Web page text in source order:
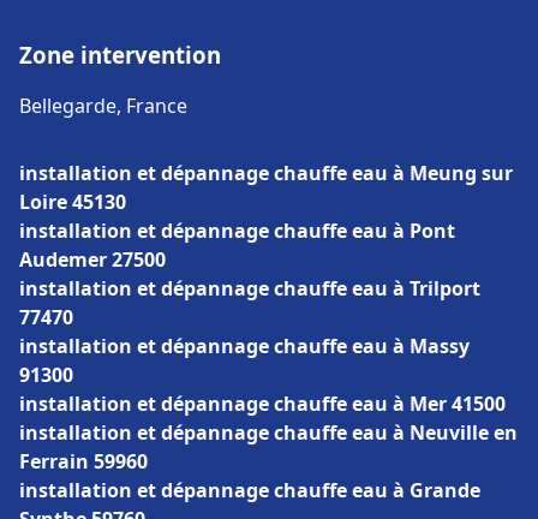
Zone intervention
Bellegarde, France
installation et dépannage chauffe eau à Meung sur
Loire 45130
installation et dépannage chauffe eau à Pont
Audemer 27500
installation et dépannage chauffe eau à Trilport
77470
installation et dépannage chauffe eau à Massy
91300
installation et dépannage chauffe eau à Mer 41500
installation et dépannage chauffe eau à Neuville en
Ferrain 59960
installation et dépannage chauffe eau à Grande